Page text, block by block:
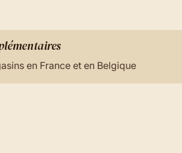
en France et en Belgique